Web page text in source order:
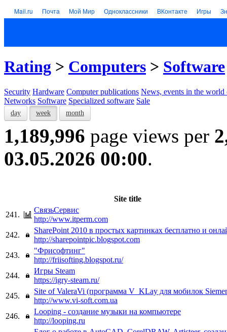
Mail.ru Почта Мой Мир Одноклассники ВКонтакте Игры
Rating > Computers > Software
Security Hardware Computer publications News, events in the world
Networks Software Specialized software Sale
day week month
1,189,996 page views per
03.05.2026 00:00.
Site title
241.
СвязьСервис
http://www.itperm.com
242.
SharePoint 2010 в простых картинках бесплатно и
http://sharepointpic.blogspot.com
243.
"Фрисофтинг"
http://friisofting.blogspot.ru/
244.
Игры Steam
https://igry-steam.ru/
245.
Site of ValeraVi (программа V_KLay для мобилок
http://www.vi-soft.com.ua
246.
Looping - создание музыки на компьютере
http://looping.ru